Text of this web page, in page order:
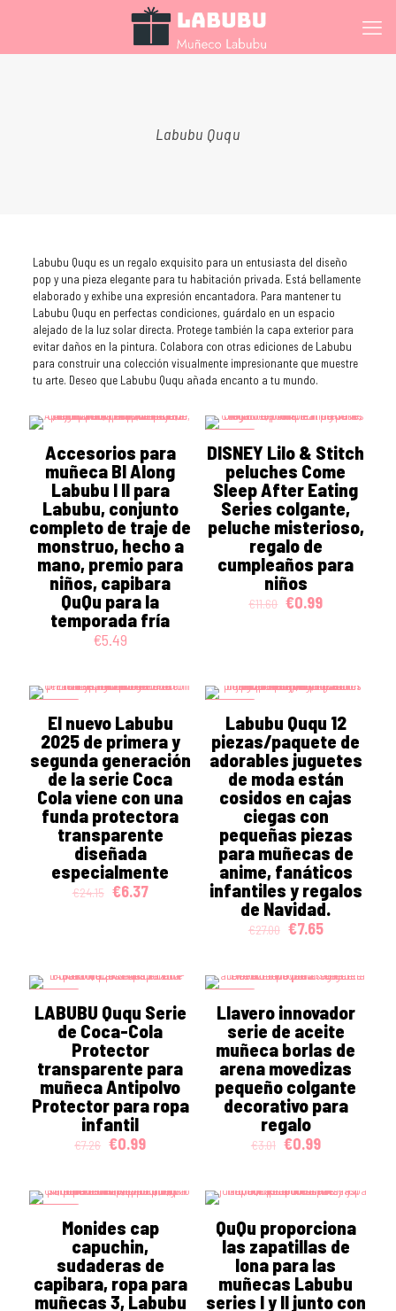
Labubu Ququ
Labubu Ququ es un regalo exquisito para un entusiasta del diseño
pop y una pieza elegante para tu habitación privada. Está bellamente
elaborado y exhibe una expresión encantadora. Para mantener tu
Labubu Ququ en perfectas condiciones, guárdalo en un espacio
alejado de la luz solar directa. Protege también la capa exterior para
evitar daños en la pintura. Colabora con otras ediciones de Labubu
para construir una colección visualmente impresionante que muestre
tu arte. Deseo que Labubu Ququ añada encanto a tu mundo.
Accesorios para
muñeca Bl Along
Labubu I II para
Labubu, conjunto
completo de traje de
monstruo, hecho a
mano, premio para
niños, capibara
QuQu para la
temporada fría
€5.49
DISNEY Lilo & Stitch
peluches Come
Sleep After Eating
Series colgante,
peluche misterioso,
regalo de
cumpleaños para
niños
€11.60 Original
€0.99Current
El nuevo Labubu
2025 de primera y
segunda generación
de la serie Coca
Cola viene con una
funda protectora
transparente
diseñada
especialmente
€24.15 Original
€6.37Current
Labubu Ququ 12
piezas/paquete de
adorables juguetes
de moda están
cosidos en cajas
ciegas con
pequeñas piezas
para muñecas de
anime, fanáticos
infantiles y regalos
de Navidad.
€27.00 Original
€27.00.
€7.65Current
€7.65.
LABUBU Ququ Serie
de Coca-Cola
Protector
transparente para
muñeca Antipolvo
Protector para ropa
infantil
€7.26 Original
€7.26.
€0.99Current
€0.99.
Llavero innovador
serie de aceite
muñeca borlas de
arena movedizas
pequeño colgante
decorativo para
regalo
€3.01 Original
€3.01.
€0.99Current
€0.99.
Monides cap
capuchin,
sudaderas de
capibara, ropa para
muñecas 3, Labubu
QuQu proporciona
las zapatillas de
lona para las
muñecas Labubu
series I y II junto con